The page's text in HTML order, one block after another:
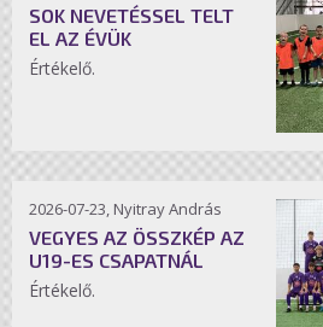
SOK NEVETÉSSEL TELT
EL AZ ÉVÜK
Értékelő.
2026-07-23, Nyitray András
VEGYES AZ ÖSSZKÉP AZ
U19-ES CSAPATNÁL
Értékelő.